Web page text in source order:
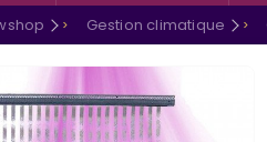
Gestion climatique